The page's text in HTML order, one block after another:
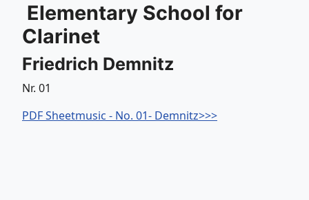
Elementary School for
Clarinet
Friedrich Demnitz
Nr. 01
PDF Sheetmusic - No. 01- Demnitz>>>